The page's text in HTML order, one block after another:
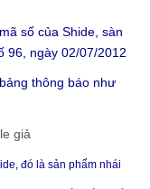
số của Shide, sàn
96, ngày 02/07/2012
thông báo như
đó là sản phẩm nhái